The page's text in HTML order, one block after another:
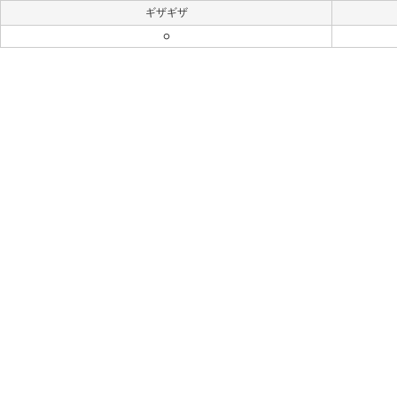
ギザギザ
○